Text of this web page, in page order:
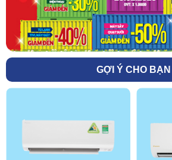
GỢI Ý CHO BẠN